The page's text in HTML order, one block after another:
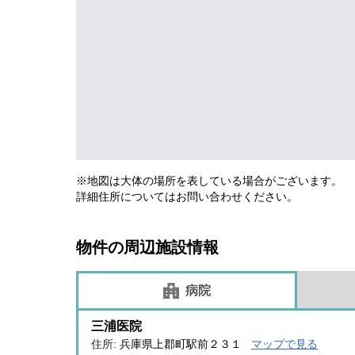
※地図は大体の場所を表している場合がございます。
詳細住所についてはお問い合わせください。
物件の周辺施設情報
病院
三浦医院
住所: 兵庫県上郡町駅前２３１ マップで見る